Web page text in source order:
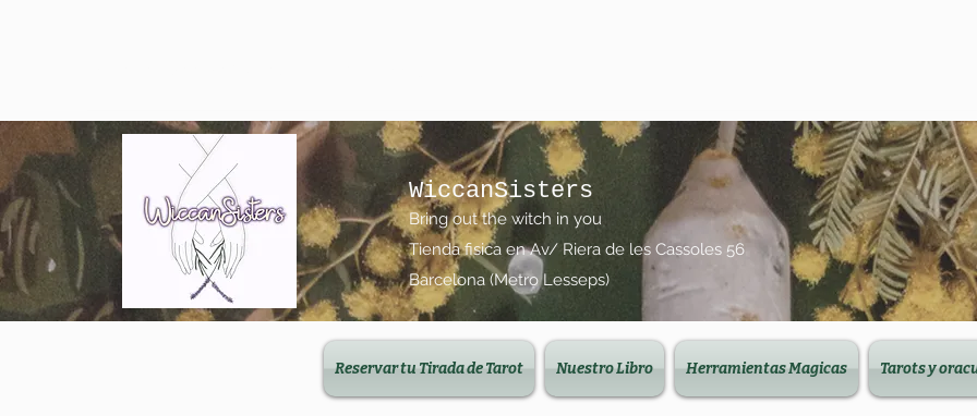
WiccanSisters
Bring out the witch in you
Tienda fisica en Av/ Riera de les Cassoles 56
Barcelona (Metro Lesseps)
Reservar tu Tirada de Tarot Nuestro Libro Herramientas Magicas Tarots y